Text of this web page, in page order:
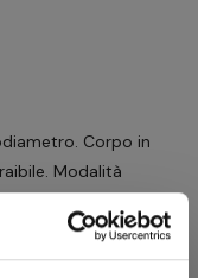
Corpo in
Modalità